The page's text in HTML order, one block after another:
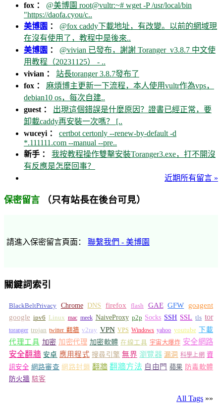
fox ： @美博園 root@vultr:~# wget -P /usr/local/bin
"https://daofa.cyou/c..
美博園 ： @fox caddy下載地址，有改變。以前的網域現
在沒有使用了，教程中是後來..
美博園 ： @vivian 已發布，謝謝 Toranger_v3.8.7 中文使
用教程（20231125） - ..
vivian ： 站長toranger 3.8.7發布了
fox ： 麻煩博主更新一下流程，本人使用vultr作為vps，
debian10 os，每次自建..
guest ： 出現這個錯誤是什麼原因？證書已經正常，要
卸載caddy再安裝一次嗎？ [..
wuceyi ： certbot certonly --renew-by-default -d
*.111111.com --manual --pre..
新手 ： 我按教程操作雙擊安裝Toranger3.exe，打不開沒
有反應是怎麼回事？
近期所有留言 »
保密留言 （只有站長在後台可見）
請進入保密留言頁面： 聯繫我們 - 美博園
關鍵詞索引
BlackBeltPrivacy Chrome DNS firefox flash GAE GFW
goagent
google ipv6 Linux mac meek NaiveProxy p2p Socks SSH SSL tls tor
toranger trojan twitter 翻牆 v2ray VPN VPS Windows yahoo youtube 下載
代理工具 加密 加密代理 加密軟體 在線工具 宇宙大爆炸 安全網路
安全翻牆 安卓 應用程式 搜尋引擎 無界 瀏覽器 漏洞 科學上網 資
訊安全 網路審查 網路封鎖 翻牆 翻牆方法 自由門 蘋果 防毒軟體
防火牆 駭客
All Tags »»